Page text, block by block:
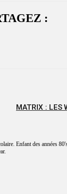
:
MATRIX : LES
Enfant des années